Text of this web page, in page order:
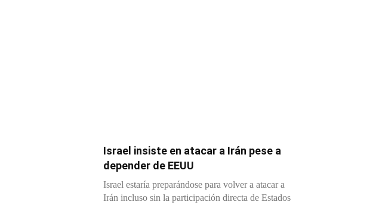
Israel insiste en atacar a Irán pese a
depender de EEUU
Israel estaría preparándose para volver a atacar a
Irán incluso sin la participación directa de Estados